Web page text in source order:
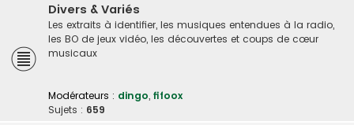
Divers & Variés
Les extraits à identifier, les musiques entendues à la radio,
les BO de jeux vidéo, les découvertes et coups de cœur
musicaux
Modérateurs : dingo, fifoox
Sujets : 659